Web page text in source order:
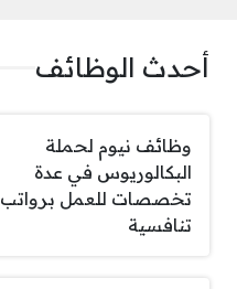
أحدث الوظائف
وظائف نيوم لحملة
البكالوريوس في عدة
تخصصات للعمل برواتب
تنافسية